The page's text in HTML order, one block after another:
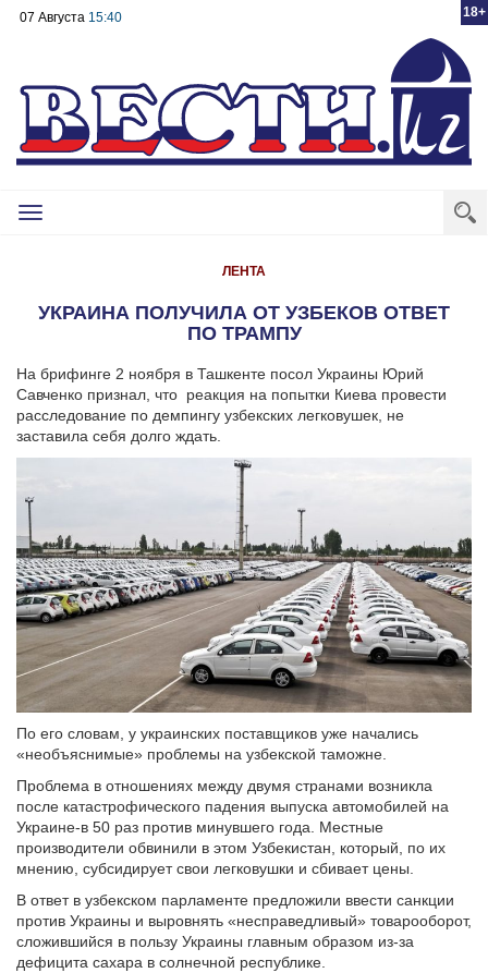
18+
07 Августа 15:40
Toggle
ЛЕНТА
УКРАИНА ПОЛУЧИЛА ОТ УЗБЕКОВ ОТВЕТ
ПО ТРАМПУ
На брифинге 2 ноября в Ташкенте посол Украины Юрий
Савченко признал, что реакция на попытки Киева провести
расследование по демпингу узбекских легковушек, не
заставила себя долго ждать.
По его словам, у украинских поставщиков уже начались
«необъяснимые» проблемы на узбекской таможне.
Проблема в отношениях между двумя странами возникла
после катастрофического падения выпуска автомобилей на
Украине-в 50 раз против минувшего года. Местные
производители обвинили в этом Узбекистан, который, по их
мнению, субсидирует свои легковушки и сбивает цены.
В ответ в узбекском парламенте предложили ввести санкции
против Украины и выровнять «несправедливый» товарооборот,
сложившийся в пользу Украины главным образом из-за
дефицита сахара в солнечной республике.